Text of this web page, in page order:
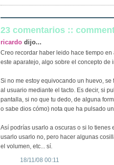
23 comentarios ::
ricardo dijo...
Creo recordar haber leido hace tiempo
este aparatejo, algo sobre el concepto de
Si no me estoy equivocando un huevo,
al usuario mediante el tacto. Es decir, si
pantalla, si no que tu dedo, de alguna
o sabe dios cómo) nota que ha pulsado
Así podrías usarlo a oscuras o si lo tienes
usarlo usarlo no, pero hacer algunas
el volumen, etc... sí.
18/11/08 00:11